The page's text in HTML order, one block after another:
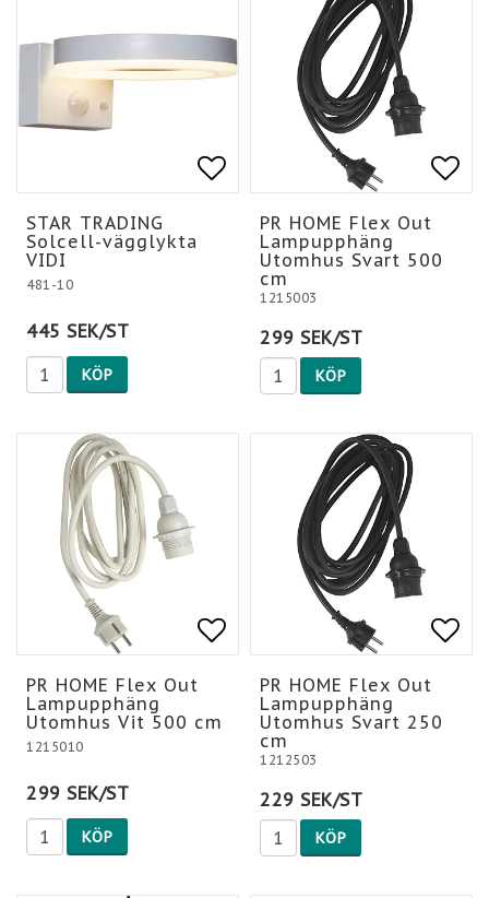
Lägg till i
Lägg till i
STAR TRADING
Solcell-vägglykta
VIDI
481-10
445 SEK/ST
KÖP
PR HOME Flex Out
Lampupphäng
Utomhus Svart 500
cm
1215003
299 SEK/ST
KÖP
Lägg till i
PR HOME Flex Out
Lampupphäng
Utomhus Vit 500 cm
1215010
299 SEK/ST
KÖP
PR HOME Flex Out
Lampupphäng
Utomhus Svart 250
cm
1212503
229 SEK/ST
KÖP